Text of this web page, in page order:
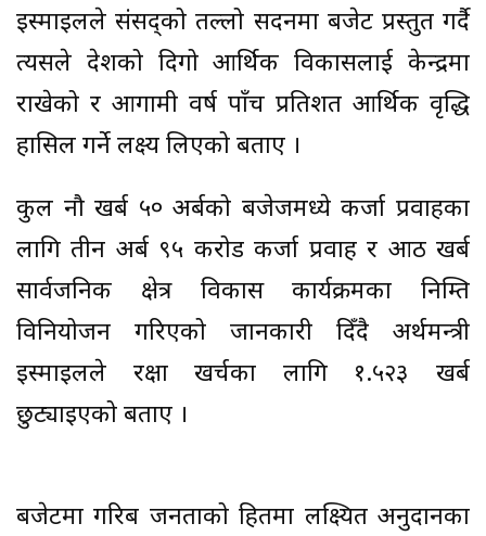
इस्माइलले संसद्को तल्लो सदनमा बजेट प्रस्तुत गर्दै
त्यसले देशको दिगो आर्थिक विकासलाई केन्द्रमा
राखेको र आगामी वर्ष पाँच प्रतिशत आर्थिक वृद्धि
हासिल गर्ने लक्ष्य लिएको बताए ।
कुल नौ खर्ब ५० अर्बको बजेजमध्ये कर्जा प्रवाहका
लागि तीन अर्ब ९५ करोड कर्जा प्रवाह र आठ खर्ब
सार्वजनिक क्षेत्र विकास कार्यक्रमका निम्ति
विनियोजन गरिएको जानकारी दिँदै अर्थमन्त्री
इस्माइलले रक्षा खर्चका लागि १.५२३ खर्ब
छुट्याइएको बताए ।
बजेटमा गरिब जनताको हितमा लक्ष्यित अनुदानका